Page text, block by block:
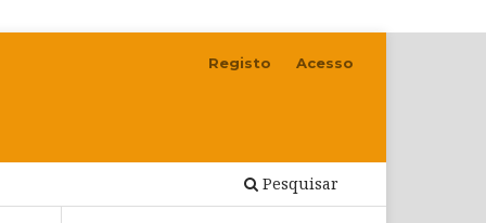
Pesquisar
Registo Acesso